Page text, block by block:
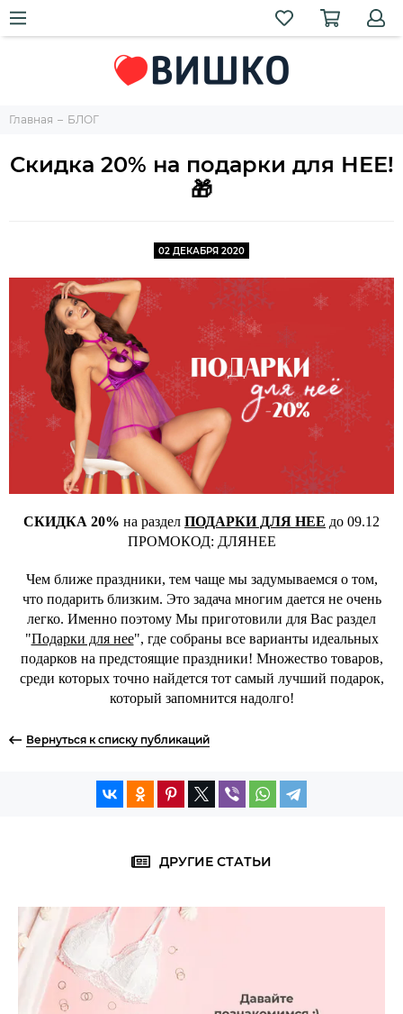
Главная БЛОГ
Скидка 20% на подарки для НЕЕ!
🎁
02 ДЕКАБРЯ 2020
СКИДКА 20% на раздел ПОДАРКИ ДЛЯ НЕЕ до 09.12
ПРОМОКОД: ДЛЯНЕЕ
Чем ближе праздники, тем чаще мы задумываемся о том,
что подарить близким. Это задача многим дается не очень
легко. Именно поэтому Мы приготовили для Вас раздел
"Подарки для нее", где собраны все варианты идеальных
подарков на предстоящие праздники! Множество товаров,
среди которых точно найдется тот самый лучший подарок,
который запомнится надолго!
Вернуться к списку публикаций
ДРУГИЕ СТАТЬИ